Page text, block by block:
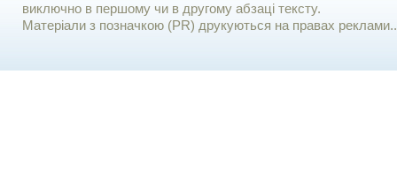
виключно в першому чи в другому абзаці тексту.
Матеріали з позначкою (PR) друкуються на правах реклами..